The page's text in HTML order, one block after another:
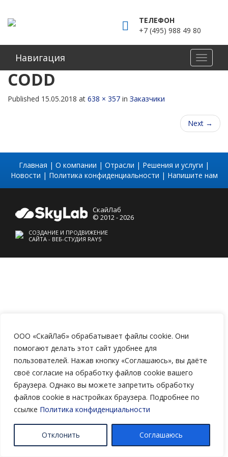
ООО «СкайЛаб» обрабатывает файлы cookie. Они
помогают делать этот сайт удобнее для
пользователей. Нажав кнопку «Соглашаюсь», вы даёте
своё согласие на обработку файлов cookie вашего
браузера. Однако вы можете запретить обработку
файлов cookie в настройках браузера. Подробнее по
ссылке Политика конфиденциальности
Отклонить Соглашаюсь
ТЕЛЕФОН
+7 (495) 988 49 80
Навигация
CODD
Published 15.05.2018 at 638 × 357 in Заказчики
Next →
Главная | О компании | Отрасли | Решения и услуги |
Новости | Политика конфиденциальности | Напишите нам
СкайЛаб
© 2012 - 2026
СОЗДАНИЕ И ПРОДВИЖЕНИЕ
САЙТА - ВЕБ-СТУДИЯ RAY5